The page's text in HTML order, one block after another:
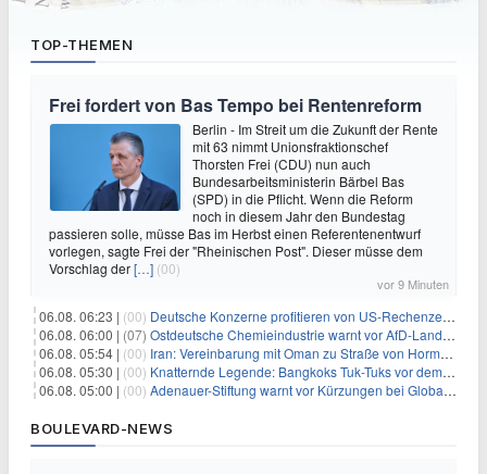
TOP-THEMEN
Frei fordert von Bas Tempo bei Rentenreform
Berlin - Im Streit um die Zukunft der Rente
mit 63 nimmt Unionsfraktionschef
Thorsten Frei (CDU) nun auch
Bundesarbeitsministerin Bärbel Bas
(SPD) in die Pflicht. Wenn die Reform
noch in diesem Jahr den Bundestag
passieren solle, müsse Bas im Herbst einen Referentenentwurf
vorlegen, sagte Frei der "Rheinischen Post". Dieser müsse dem
Vorschlag der[…] (00)
vor 9 Minuten
06.08. 06:23 | (00) Deutsche Konzerne profitieren von US-Rechenzentrums-Boom
06.08. 06:00 | (07) Ostdeutsche Chemieindustrie warnt vor AfD-Landesregierung
06.08. 05:54 | (00) Iran: Vereinbarung mit Oman zu Straße von Hormus fast fertig
06.08. 05:30 | (00) Knatternde Legende: Bangkoks Tuk-Tuks vor dem Aus?
06.08. 05:00 | (00) Adenauer-Stiftung warnt vor Kürzungen bei Globaler Gesundheit
BOULEVARD-NEWS